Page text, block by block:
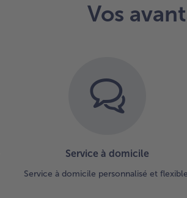
Vos
Service à domicile
Service à domicile personnalisé et